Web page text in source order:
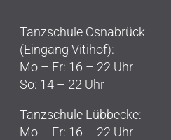
Tanzschule Osnabrück
(Eingang Vitihof):
Mo – Fr: 16 – 22 Uhr
So: 14 – 22 Uhr
Tanzschule Lübbecke:
Mo – Fr: 16 – 22 Uhr